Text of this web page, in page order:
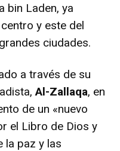
bin Laden, ya
y este del
ciudades.
a través de su
Al-Zallaqa, en
de un «nuevo
el Libro de Dios y
la paz y las